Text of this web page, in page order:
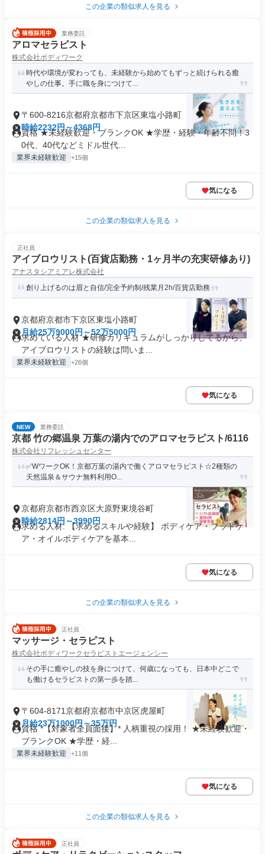
この企業の類似求人を見る
業務委託
アロマセラピスト
株式会社ボディワーク
時代や環境が変わっても、未経験から始めてもずっと続けられる癒
やしの仕事。手に職を身につけて...
〒600-8216京都府京都市下京区東塩小路町
時給2232円～4368円
資格 ★未経験歓迎・ブランクOK ★学歴・経験・年齢不問！3
0代、40代などミドル世代...
業界未経験歓迎 +15個
気になる
この企業の類似求人を見る
正社員
アイブロウリスト(百貨店勤務・1ヶ月半の充実研修あり)
アナスタシアミアレ株式会社
創り上げるのは眉と自信/完全予約制/残業月2h/百貨店勤務
京都府京都市下京区東塩小路町
月給25万9000円～52万5000円
求めている人材 ★研修カリキュラムがしっかりしてるから、
アイブロウリストの経験は問いま...
業界未経験歓迎 +26個
気になる
NEW 業務委託
京都 竹の郷温泉 万葉の湯内でのアロマセラピスト/6116
株式会社リフレッシュセンター
✅️WワークOK！京都万葉の湯内で働くアロマセラピスト☆2種類の
天然温泉＆サウナ無料利用O...
京都府京都市西京区大原野東境谷町
時給2814円～3990円
求める人材: 【求めるスキルや経験】 ボディケア・フットケ
ア・オイルボディケアを基本...
気になる
この企業の類似求人を見る
正社員
マッサージ・セラピスト
株式会社ボディワークセラピストエージェンシー
その手に癒やしの技を身につけて、何歳になっても、日本中どこで
も働けるセラピストの第一歩を踏...
〒604-8171京都府京都市中京区虎屋町
月給23万1000円～35万円
資格 *【対象者全員面接】* 人柄重視の採用！ ★未経験歓迎・
ブランクOK ★学歴・経...
業界未経験歓迎 +11個
気になる
この企業の類似求人を見る
正社員